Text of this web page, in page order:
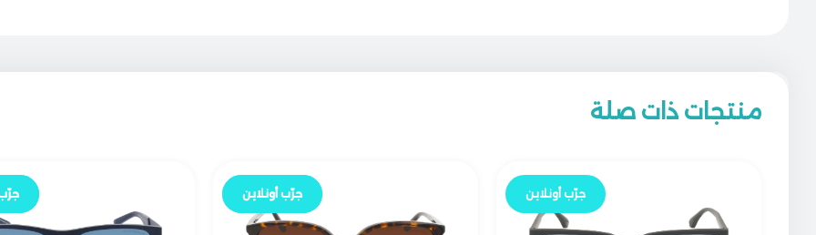
منتجات ذات صلة
جرّب أونلاين جرّب أونلاين
جرّب أونلاين